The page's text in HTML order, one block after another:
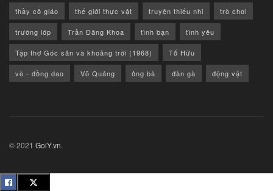
thầy cô giáo thế giới thực vật truyện thiếu nhi trò chơi
trường lớp Trần Đăng Khoa tình bạn tình yêu
Tập thơ Góc sân và khoảng trời (1968) Tố Hữu
vè - đồng dao Võ Quảng ông bà đàn gà động vật
© 2021 GoiY.vn.